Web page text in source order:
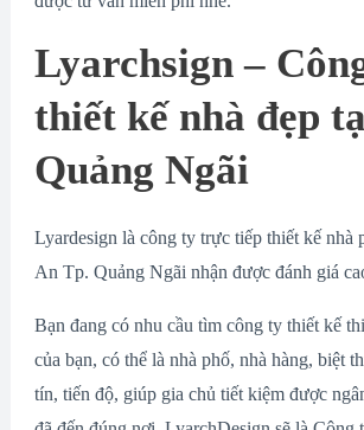
Lyarchsign –
thiết kế nhà đẹp
Quảng Ngãi
Lyardesign là công ty trực tiếp thiết kế nhà
An Tp. Quảng Ngãi nhận được đánh giá
Bạn đang có nhu cầu tìm công ty thiết kế
của bạn, có thể là nhà phố, nhà hàng, biệt
tín, tiến độ, giúp gia chủ tiết kiệm được